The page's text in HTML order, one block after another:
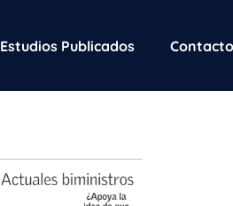
Estudios Publicados Contacto